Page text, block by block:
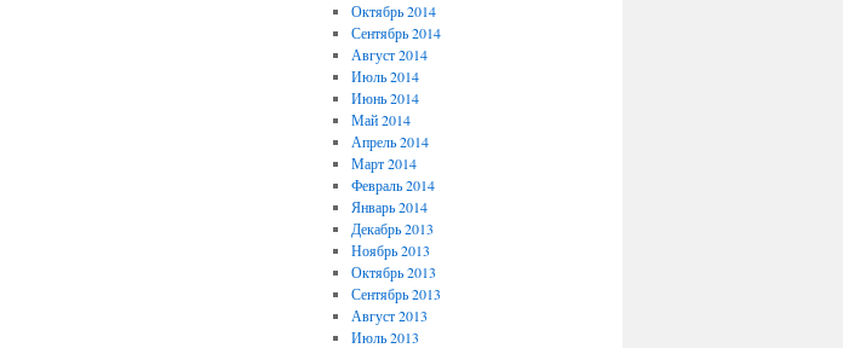
Октябрь 2014
Сентябрь 2014
Август 2014
Июль 2014
Июнь 2014
Май 2014
Апрель 2014
Март 2014
Февраль 2014
Январь 2014
Декабрь 2013
Ноябрь 2013
Октябрь 2013
Сентябрь 2013
Август 2013
Июль 2013